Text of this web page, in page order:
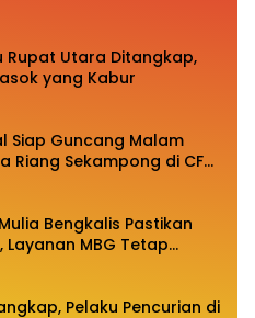
Rupat Utara Ditangkap,
yang Kabur
Siap Guncang Malam
Riang Sekampong di CFN
Bengkalis Pastikan
Layanan MBG Tetap
Pelaku Pencurian di